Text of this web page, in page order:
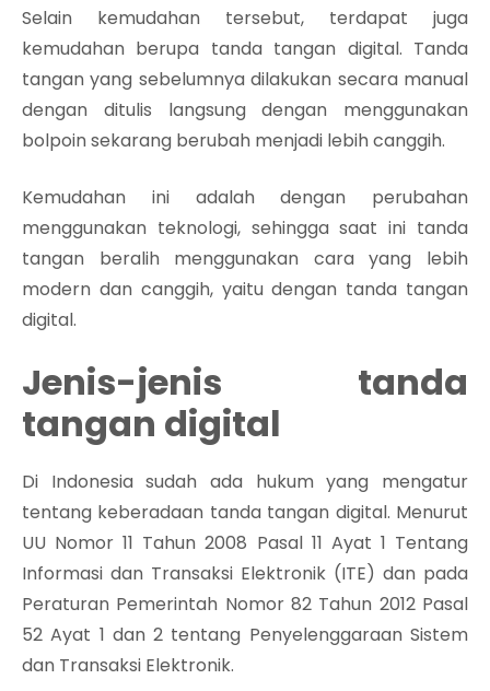
Selain kemudahan tersebut, terdapat juga
kemudahan berupa tanda tangan digital. Tanda
tangan yang sebelumnya dilakukan secara manual
dengan ditulis langsung dengan menggunakan
bolpoin sekarang berubah menjadi lebih canggih.
Kemudahan ini adalah dengan perubahan
menggunakan teknologi, sehingga saat ini tanda
tangan beralih menggunakan cara yang lebih
modern dan canggih, yaitu dengan tanda tangan
digital.
Jenis-jenis tanda
tangan digital
Di Indonesia sudah ada hukum yang mengatur
tentang keberadaan tanda tangan digital. Menurut
UU Nomor 11 Tahun 2008 Pasal 11 Ayat 1 Tentang
Informasi dan Transaksi Elektronik (ITE) dan pada
Peraturan Pemerintah Nomor 82 Tahun 2012 Pasal
52 Ayat 1 dan 2 tentang Penyelenggaraan Sistem
dan Transaksi Elektronik.